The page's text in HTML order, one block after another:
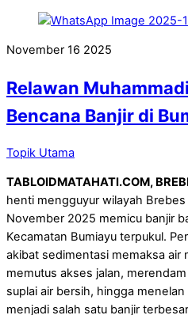
November 16 2025
Relawan
Bencana Banjir di
Topik Utama
TABLOIDMATAHATI.COM,
henti mengguyur wilayah
November 2025 memicu banjir
Kecamatan Bumiayu terpukul.
akibat sedimentasi memaksa air
memutus akses jalan,
suplai air bersih, hingga
menjadi salah satu banjir